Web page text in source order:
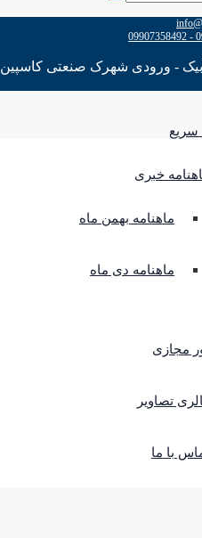
- ورودی شهرک صنعتی کاسپین 2
خبری
ماهنامه بهمن ماه
ماهنامه دی ماه
مجازی
تصاویر
با ما